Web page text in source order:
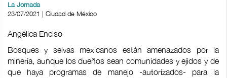
La Jornada
23/07/2021 | Ciudad de México
Angélica Enciso
Bosques y selvas mexicanos están amenazados por la
minería, aunque los dueños sean comunidades y ejidos y de
que haya programas de manejo -autorizados- para la